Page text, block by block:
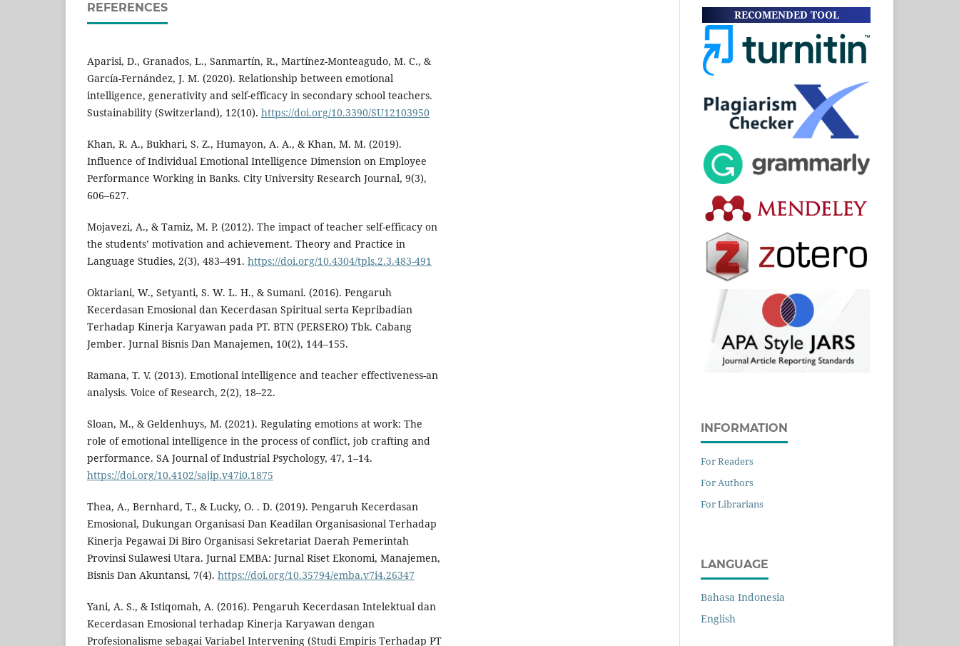
REFERENCES
Aparisi, D., Granados, L., Sanmartín, R., Martínez-Monteagudo, M. C., &
García-Fernández, J. M. (2020). Relationship between emotional
intelligence, generativity and self-efficacy in secondary school teachers.
Sustainability (Switzerland), 12(10). https://doi.org/10.3390/SU12103950
Khan, R. A., Bukhari, S. Z., Humayon, A. A., & Khan, M. M. (2019).
Influence of Individual Emotional Intelligence Dimension on Employee
Performance Working in Banks. City University Research Journal, 9(3),
606–627.
Mojavezi, A., & Tamiz, M. P. (2012). The impact of teacher self-efficacy on
the students’ motivation and achievement. Theory and Practice in
Language Studies, 2(3), 483–491. https://doi.org/10.4304/tpls.2.3.483-491
Oktariani, W., Setyanti, S. W. L. H., & Sumani. (2016). Pengaruh
Kecerdasan Emosional dan Kecerdasan Spiritual serta Kepribadian
Terhadap Kinerja Karyawan pada PT. BTN (PERSERO) Tbk. Cabang
Jember. Jurnal Bisnis Dan Manajemen, 10(2), 144–155.
Ramana, T. V. (2013). Emotional intelligence and teacher effectiveness-an
analysis. Voice of Research, 2(2), 18–22.
Sloan, M., & Geldenhuys, M. (2021). Regulating emotions at work: The
role of emotional intelligence in the process of conflict, job crafting and
performance. SA Journal of Industrial Psychology, 47, 1–14.
https://doi.org/10.4102/sajip.v47i0.1875
Thea, A., Bernhard, T., & Lucky, O. . D. (2019). Pengaruh Kecerdasan
Emosional, Dukungan Organisasi Dan Keadilan Organisasional Terhadap
Kinerja Pegawai Di Biro Organisasi Sekretariat Daerah Pemerintah
Provinsi Sulawesi Utara. Jurnal EMBA: Jurnal Riset Ekonomi, Manajemen,
Bisnis Dan Akuntansi, 7(4). https://doi.org/10.35794/emba.v7i4.26347
Yani, A. S., & Istiqomah, A. (2016). Pengaruh Kecerdasan Intelektual dan
Kecerdasan Emosional terhadap Kinerja Karyawan dengan
Profesionalisme sebagai Variabel Intervening (Studi Empiris Terhadap PT
RECOMENDED TOOL
INFORMATION
For Readers
For Authors
For Librarians
LANGUAGE
Bahasa Indonesia
English